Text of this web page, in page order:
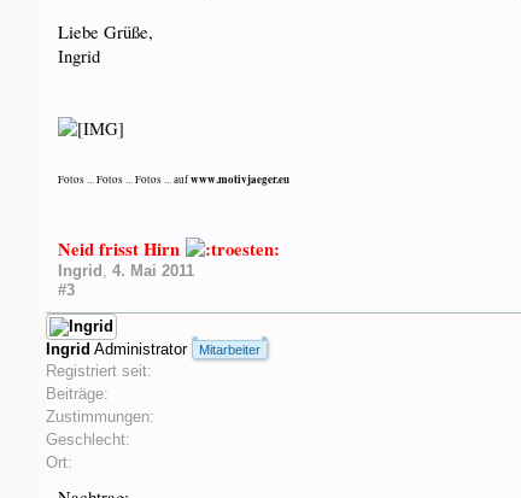
Liebe Grüße,
Ingrid
Fotos ... Fotos ... Fotos ... aufwww.motivjaeger.eu
Neid frisst Hirn
Ingrid , 4. Mai 2011
#3
Ingrid Administrator Mitarbeiter
Registriert seit:
Beiträge:
Zustimmungen:
Geschlecht:
Ort: